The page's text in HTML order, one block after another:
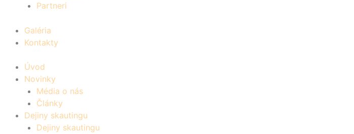
Partneri
Galéria
Kontakty
Úvod
Novinky
Média o nás
Články
Dejiny skautingu
Dejiny skautingu